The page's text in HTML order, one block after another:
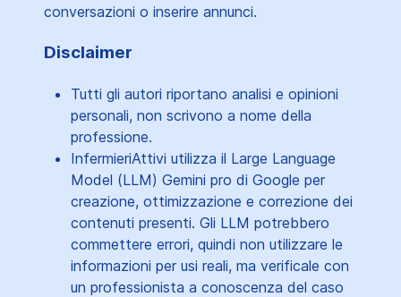
conversazioni o inserire annunci.
Disclaimer
Tutti gli autori riportano analisi e opinioni
personali, non scrivono a nome della
professione.
InfermieriAttivi utilizza il Large Language
Model (LLM) Gemini pro di Google per
creazione, ottimizzazione e correzione dei
contenuti presenti. Gli LLM potrebbero
commettere errori, quindi non utilizzare le
informazioni per usi reali, ma verificale con
un professionista a conoscenza del caso